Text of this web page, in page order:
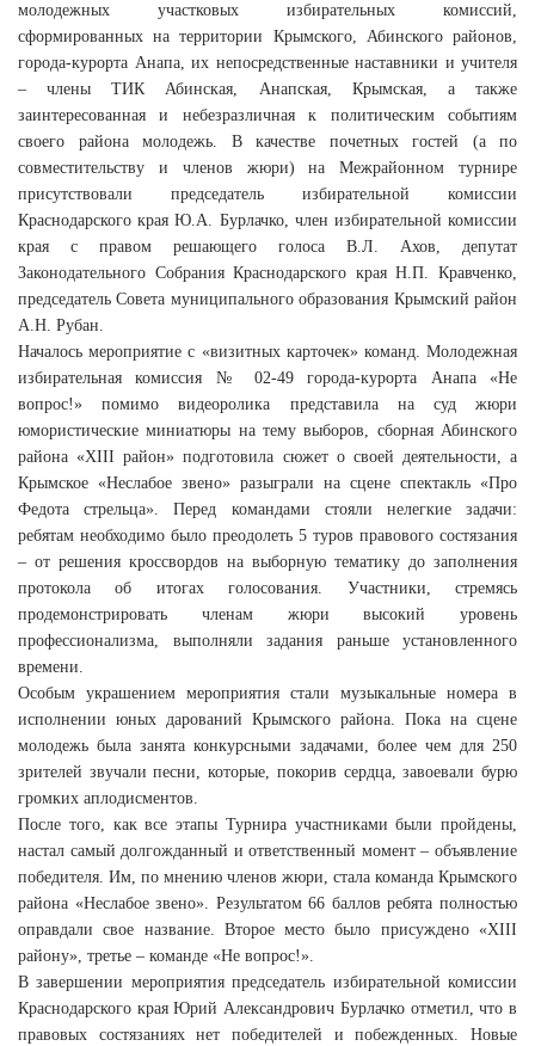
молодежных участковых избирательных комиссий,
сформированных на территории Крымского, Абинского районов,
города-курорта Анапа, их непосредственные наставники и учителя
– члены ТИК Абинская, Анапская, Крымская, а также
заинтересованная и небезразличная к политическим событиям
своего района молодежь. В качестве почетных гостей (а по
совместительству и членов жюри) на Межрайонном турнире
присутствовали председатель избирательной комиссии
Краснодарского края Ю.А. Бурлачко, член избирательной комиссии
края с правом решающего голоса В.Л. Ахов, депутат
Законодательного Собрания Краснодарского края Н.П. Кравченко,
председатель Совета муниципального образования Крымский район
А.Н. Рубан.
Началось мероприятие с «визитных карточек» команд. Молодежная
избирательная комиссия № 02-49 города-курорта Анапа «Не
вопрос!» помимо видеоролика представила на суд жюри
юмористические миниатюры на тему выборов, сборная Абинского
района «XIII район» подготовила сюжет о своей деятельности, а
Крымское «Неслабое звено» разыграли на сцене спектакль «Про
Федота стрельца». Перед командами стояли нелегкие задачи:
ребятам необходимо было преодолеть 5 туров правового состязания
– от решения кроссвордов на выборную тематику до заполнения
протокола об итогах голосования. Участники, стремясь
продемонстрировать членам жюри высокий уровень
профессионализма, выполняли задания раньше установленного
времени.
Особым украшением мероприятия стали музыкальные номера в
исполнении юных дарований Крымского района. Пока на сцене
молодежь была занята конкурсными задачами, более чем для 250
зрителей звучали песни, которые, покорив сердца, завоевали бурю
громких аплодисментов.
После того, как все этапы Турнира участниками были пройдены,
настал самый долгожданный и ответственный момент – объявление
победителя. Им, по мнению членов жюри, стала команда Крымского
района «Неслабое звено». Результатом 66 баллов ребята полностью
оправдали свое название. Второе место было присуждено «XIII
району», третье – команде «Не вопрос!».
В завершении мероприятия председатель избирательной комиссии
Краснодарского края Юрий Александрович Бурлачко отметил, что в
правовых состязаниях нет победителей и побежденных. Новые